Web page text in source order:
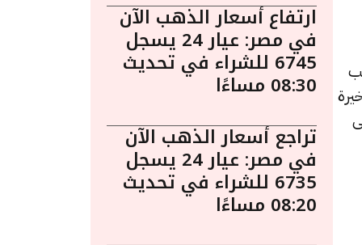
الذهب
ارتفاع أسعار الذهب الآن
في مصر: عيار 24 يسجل
6745 للشراء في تحديث
08:30 مساءًا
تراجع أسعار الذهب الآن
في مصر: عيار 24 يسجل
6735 للشراء في تحديث
08:20 مساءًا